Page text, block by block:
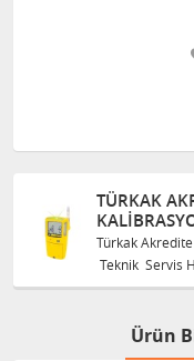
TÜRKAK
Türkak
Teknik Servis
Ürün